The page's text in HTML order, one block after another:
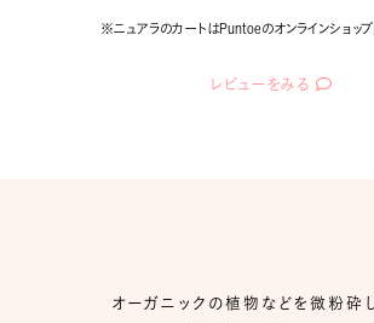
※ニュアラのカートはPuntoeのオンラインショップ
レビューをみる
オーガニックの植物などを微粉砕